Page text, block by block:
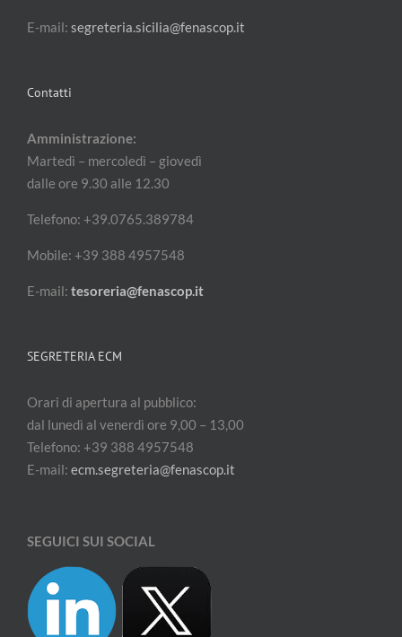
E-mail: segreteria.sicilia@fenascop.it
Contatti
Amministrazione:
Martedì – mercoledì – giovedì
dalle ore 9.30 alle 12.30
Telefono: +39.0765.389784
Mobile: +39 388 4957548
E-mail: tesoreria@fenascop.it
SEGRETERIA ECM
Orari di apertura al pubblico:
dal lunedì al venerdì ore 9,00 – 13,00
Telefono: +39 388 4957548
E-mail: ecm.segreteria@fenascop.it
SEGUICI SUI SOCIAL